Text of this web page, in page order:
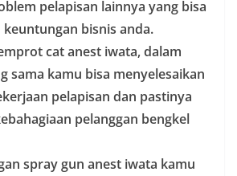
pelapisan lainnya yang bisa
bisnis anda.
cat anest iwata, dalam
sama kamu bisa menyelesaikan
pelapisan dan pastinya
pelanggan bengkel
spray gun anest iwata kamu